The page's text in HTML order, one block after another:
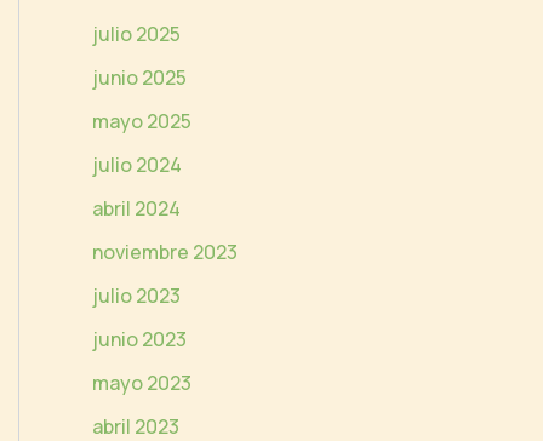
o
julio 2025
junio 2025
mayo 2025
julio 2024
abril 2024
noviembre 2023
julio 2023
junio 2023
mayo 2023
abril 2023